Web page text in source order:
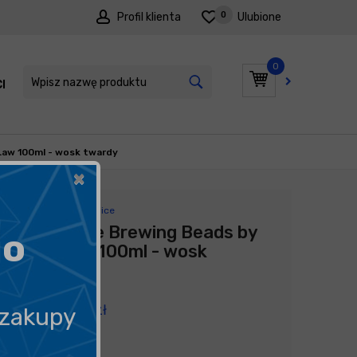
Profil klienta Ulubione
0
0
PROMOCJE
100ml - wosk twardy
Producent: Dodo Juice
Dodo Juice Brewing Beads by
Craig Law 100ml - wosk
twardy
267,90zł
2 679,00zł litr
×